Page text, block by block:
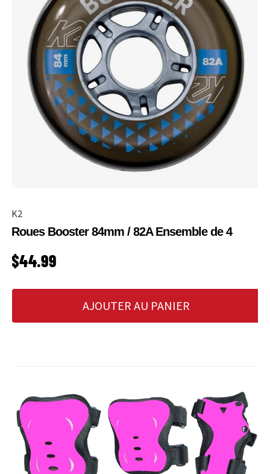
K2
Roues Booster 84mm / 82A Ensemble de 4
PRIX HABITUEL
$44.99
AJOUTER AU PANIER